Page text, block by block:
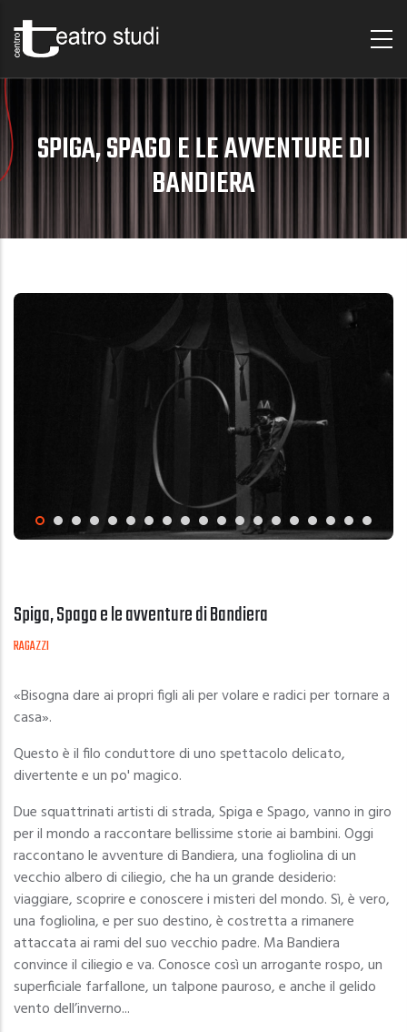
to
main
content
SPIGA, SPAGO E LE AVVENTURE DI
BANDIERA
Spiga, Spago e le avventure di Bandiera
RAGAZZI
«Bisogna dare ai propri figli ali per volare e radici per tornare a
casa».
Questo è il filo conduttore di uno spettacolo delicato,
divertente e un po' magico.
Due squattrinati artisti di strada, Spiga e Spago, vanno in giro
per il mondo a raccontare bellissime storie ai bambini. Oggi
raccontano le avventure di Bandiera, una fogliolina di un
vecchio albero di ciliegio, che ha un grande desiderio:
viaggiare, scoprire e conoscere i misteri del mondo. Sì, è vero,
una fogliolina, e per suo destino, è costretta a rimanere
attaccata ai rami del suo vecchio padre. Ma Bandiera
convince il ciliegio e va. Conosce così un arrogante rospo, un
superficiale farfallone, un talpone pauroso, e anche il gelido
vento dell’inverno...